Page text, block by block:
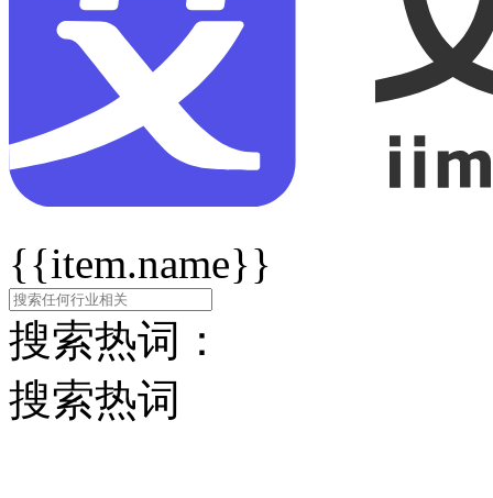
{{item.name}}
搜索热词：
搜索热词